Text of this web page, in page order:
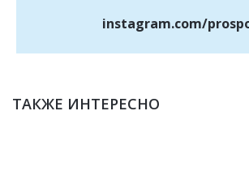
instagram.com/
ТАКЖЕ ИНТЕРЕСНО